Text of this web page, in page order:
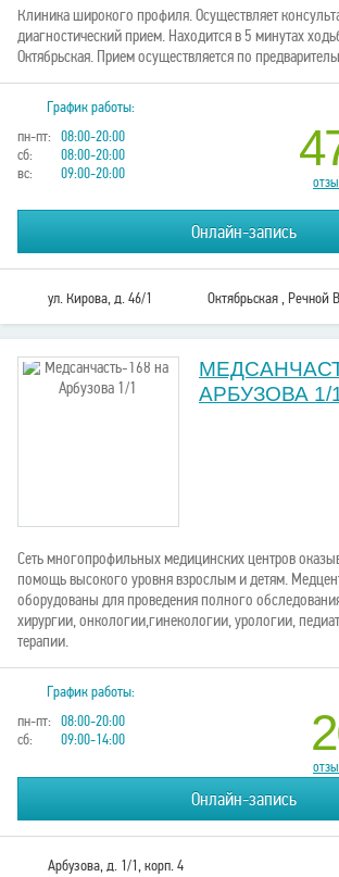
Клиника широкого профиля. Осуществляет
диагностический прием. Находится в 5 минутах
Октябрьская. Прием осуществляется по
График работы:
пн-пт: 08:00-20:00
сб:
08:00-20:00
вс:
09:00-20:00
Онлайн-запись
ул. Кирова, д. 46/1 Октябрьская , Речной
АРБУЗОВА 1/
Сеть многопрофильных медицинских центров
помощь высокого уровня взрослым и детям.
оборудованы для проведения полного
хирургии, онкологии,гинекологии, урологии,
терапии.
График работы:
пн-пт: 08:00-20:00
сб:
09:00-14:00
Онлайн-запись
Арбузова, д. 1/1, корп. 4